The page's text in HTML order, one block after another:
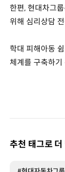
한편, 현대차그
위해 심리상담
학대 피해아동
체계를 구축하
추천 태그로